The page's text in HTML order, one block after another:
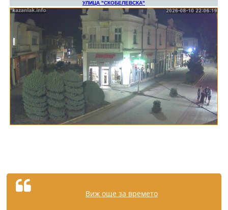
Виж още за времето